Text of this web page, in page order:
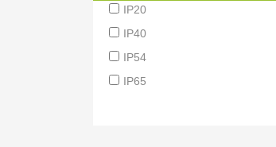
IP20
IP40
IP54
IP65